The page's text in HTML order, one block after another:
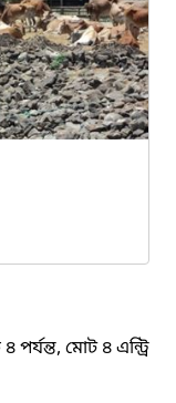
পর্যন্ত, মোট ৪ এন্ট্রি